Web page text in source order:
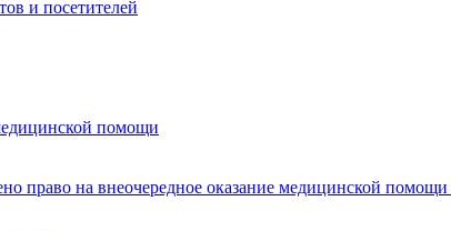
и посетителей
помощи
право на внеочередное оказание медицинской